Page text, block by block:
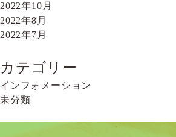
2022年10月
2022年8月
2022年7月
カテゴリー
インフォメーション
未分類